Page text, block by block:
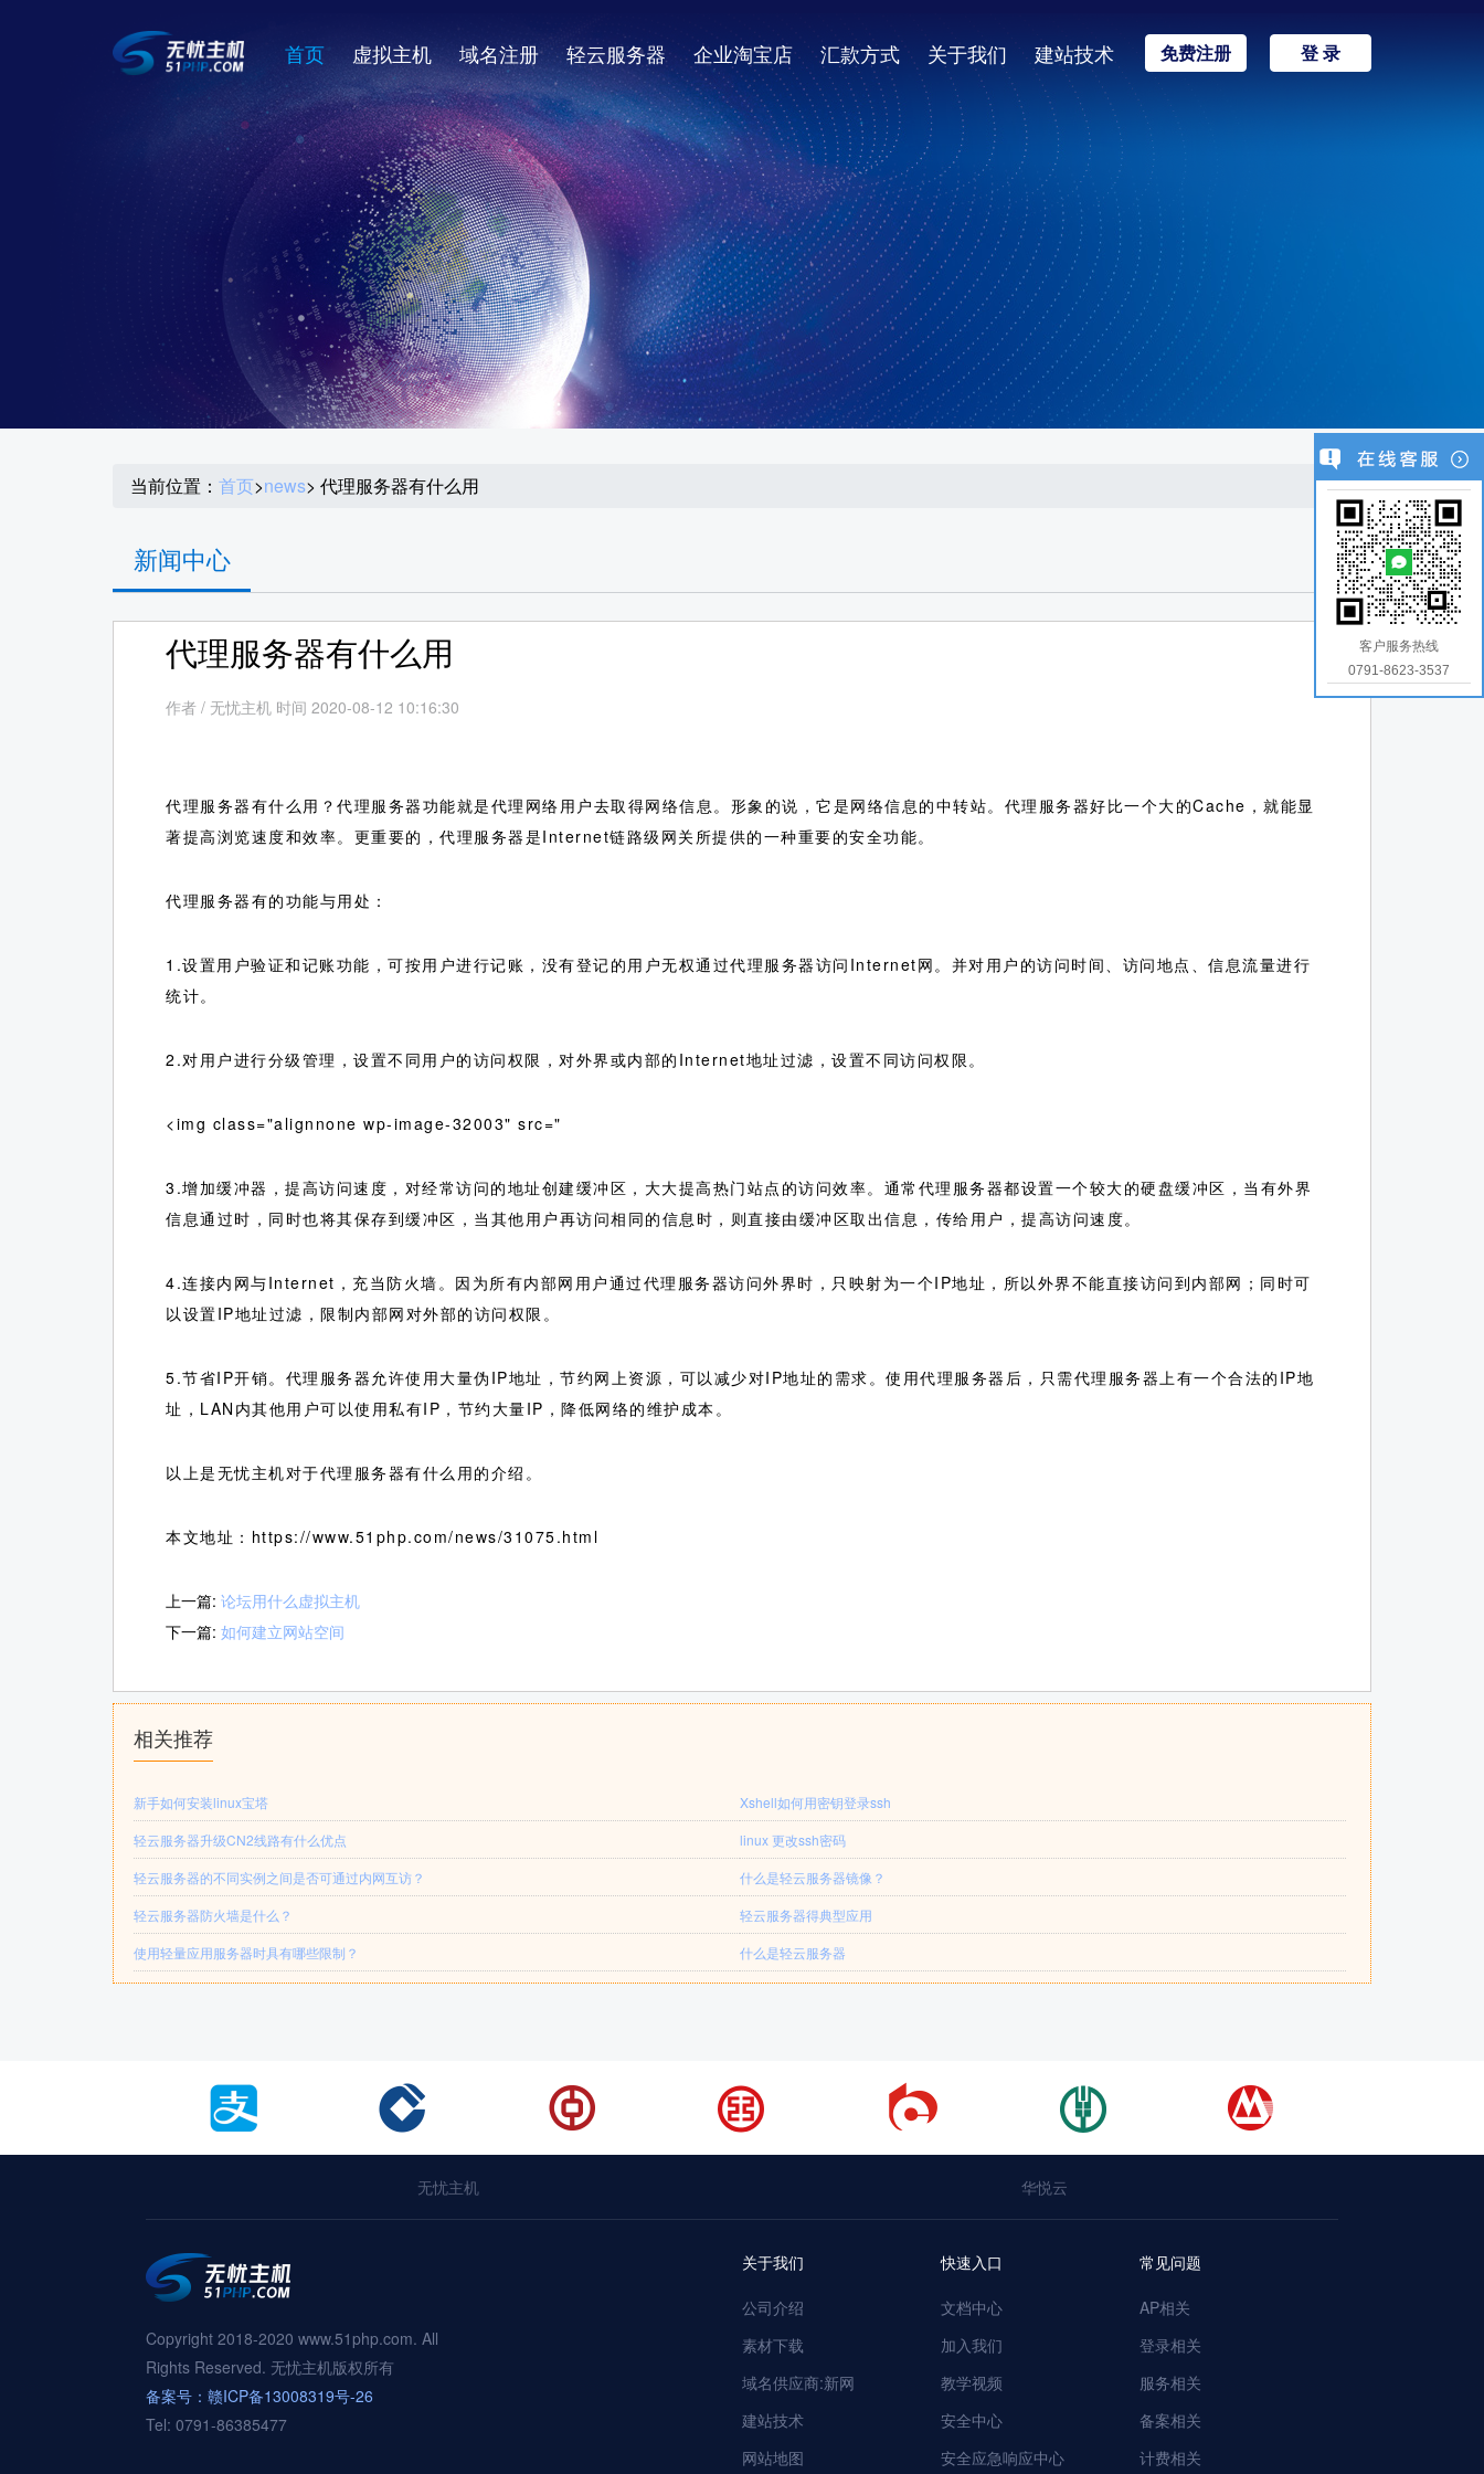
首页 虚拟主机 域名注册 轻云服务器 企业淘宝店 汇款方式 关于我们 建站技术 免费注册 登 录
当前位置： 首页>news> 代理服务器有什么用
新闻中心
代理服务器有什么用
作者 / 无忧主机 时间 2020-08-12 10:16:30
代理服务器有什么用？代理服务器功能就是代理网络用户去取得网络信息。形象的说，它是网络信息的中转站。代理服务器好比一个大的Cache，就能显
著提高浏览速度和效率。更重要的，代理服务器是Internet链路级网关所提供的一种重要的安全功能。
代理服务器有的功能与用处：
1.设置用户验证和记账功能，可按用户进行记账，没有登记的用户无权通过代理服务器访问Internet网。并对用户的访问时间、访问地点、信息流量进行
统计。
2.对用户进行分级管理，设置不同用户的访问权限，对外界或内部的Internet地址过滤，设置不同访问权限。
<img class="alignnone wp-image-32003" src="
3.增加缓冲器，提高访问速度，对经常访问的地址创建缓冲区，大大提高热门站点的访问效率。通常代理服务器都设置一个较大的硬盘缓冲区，当有外界
信息通过时，同时也将其保存到缓冲区，当其他用户再访问相同的信息时，则直接由缓冲区取出信息，传给用户，提高访问速度。
4.连接内网与Internet，充当防火墙。因为所有内部网用户通过代理服务器访问外界时，只映射为一个IP地址，所以外界不能直接访问到内部网；同时可
以设置IP地址过滤，限制内部网对外部的访问权限。
5.节省IP开销。代理服务器允许使用大量伪IP地址，节约网上资源，可以减少对IP地址的需求。使用代理服务器后，只需代理服务器上有一个合法的IP地
址，LAN内其他用户可以使用私有IP，节约大量IP，降低网络的维护成本。
以上是无忧主机对于代理服务器有什么用的介绍。
本文地址：https://www.51php.com/news/31075.html
上一篇: 论坛用什么虚拟主机
下一篇: 如何建立网站空间
相关推荐
新手如何安装linux宝塔
Xshell如何用密钥登录ssh
轻云服务器升级CN2线路有什么优点
linux 更改ssh密码
轻云服务器的不同实例之间是否可通过内网互访？
什么是轻云服务器镜像？
轻云服务器防火墙是什么？
轻云服务器得典型应用
使用轻量应用服务器时具有哪些限制？
什么是轻云服务器
无忧主机 华悦云
Copyright 2018-2020 www.51php.com. All
Rights Reserved. 无忧主机版权所有
备案号：赣ICP备13008319号-26
Tel: 0791-86385477
关于我们
公司介绍
素材下载
域名供应商:新网
建站技术
网站地图
快速入口
文档中心
加入我们
教学视频
安全中心
安全应急响应中心
常见问题
AP相关
登录相关
服务相关
备案相关
计费相关
客户服务热线
0791-8623-3537